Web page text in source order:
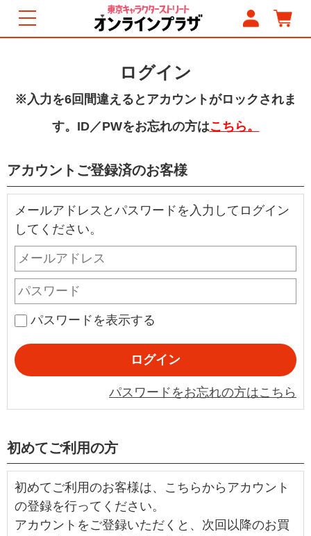
ログイン
※入力を6回間違えるとアカウントがロックされま
す。ID／PWをお忘れの方はこちら。
アカウントご登録済のお客様
メールアドレスとパスワードを入力してログイン
してください。
パスワードを表示する
パスワードをお忘れの方はこちら
初めてご利用の方
初めてご利用のお客様は、こちらからアカウント
の登録を行ってください。
アカウントをご登録いただくと、次回以降のお買